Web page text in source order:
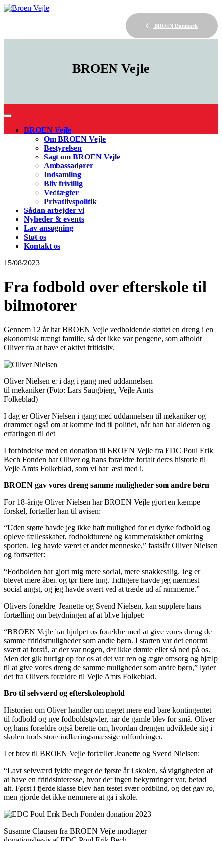
BROEN Danmark
BROEN Vejle
BROEN Vejle
Om BROEN Vejle
Bestyrelsen
Sagt om BROEN Vejle
Ambassadører
Indsamling
Bliv frivillig
Vedtægter
Privatlivspolitik
Sådan arbejder vi
Nyheder & events
Lav ansøgning
Støt os
Kontakt os
15/08/2023
Fra fodbold over efterskole til
bilmotorer
Gennem 12 år har BROEN Vejle vedholdende støttet en dreng i en
økonomisk trængt familie, så det ikke var pengene, som afholdt
Oliver fra at have et aktivt fritidsliv.
Oliver Nielsen er i dag i gang med uddannelsen
til mekaniker (Foto: Lars Saugbjerg, Vejle Amts
Folkeblad)
I dag er Oliver Nielsen i gang med uddannelsen til mekaniker og
drømmer også om at komme ind til politiet, når han har alderen og
erfaringen til det.
I forbindelse med en donation til BROEN Vejle fra EDC Poul Erik
Bech Fonden har Oliver og hans forældre fortalt deres historie til
Vejle Amts Folkeblad, som vi har læst med i.
BROEN gav vores dreng samme muligheder som andre børn
For 18-årige Oliver Nielsen har BROEN Vejle gjort en kæmpe
forskel, fortæller han til avisen:
“Uden støtte havde jeg ikke haft mulighed for et dyrke fodbold og
opleve fællesskabet, fodboldturene og kammeratskabet omkring
sporten. Jeg havde været et andet menneske,” fastslår Oliver Nielsen
og fortsætter:
“Fodbolden har gjort mig mere social, mere snakkesalig. Jeg er
blevet mere åben og tør flere ting. Tidligere havde jeg nærmest
social angst, og jeg havde svært ved at træde ud af rammerne.”
Olivers forældre, Jeanette og Svend Nielsen, kan supplere hans
fortælling om betydningen af at blive hjulpet:
“BROEN Vejle har hjulpet os forældre med at give vores dreng de
samme fritidsmuligheder som andre børn. I starten var det enormt
svært at forstå, at der var nogen, der ikke dømte eller så ned på os.
Men det gik hurtigt op for os at det var ren og ægte omsorg og hjælp
til at give vores dreng de samme muligheder som andre børn,” lyder
det fra Olivers forældre til Vejle Amts Folkeblad.
Bro til selvværd og efterskoleophold
Historien om Oliver handler om meget mere end bare kontingentet
til fodbold og nye fodboldstøvler, når de gamle blev for små. Oliver
og hans forældre også berette om, hvordan drengen udviklede sig i
skolen trods store indlæringsmæssige udfordringer.
I et brev til BROEN Vejle fortæller Jeanette og Svend Nielsen:
“Lavt selvværd fyldte meget de første år i skolen, så vigtigheden af
at have en fritidsinteresse, hvor der ingen bekymringer var, betød
alt. Først i fjerde klasse blev han testet svær ordblind, og det gav ro,
men gjorde det ikke nemmere at gå i skole.
Susanne Clausen fra BROEN Vejle modtager